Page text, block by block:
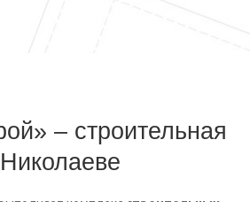
– строительная